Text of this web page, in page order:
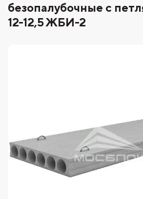
безопалубочные с
12-12,5 ЖБИ-2